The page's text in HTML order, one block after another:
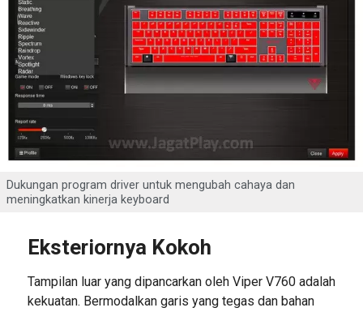
Dukungan program driver untuk mengubah cahaya dan
meningkatkan kinerja keyboard
Eksteriornya Kokoh
Tampilan luar yang dipancarkan oleh Viper V760 adalah
kekuatan. Bermodalkan garis yang tegas dan bahan